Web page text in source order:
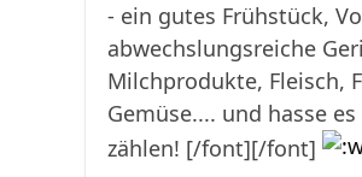
- ein gutes Frühstück,
abwechslungsreiche
Milchprodukte, Fleisch,
Gemüse.... und hasse
zählen! [/font][/font]